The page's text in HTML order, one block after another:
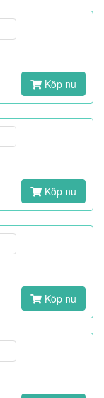
Köp nu
Köp nu
Köp nu